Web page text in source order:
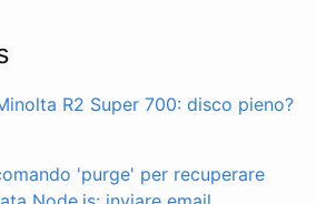
R2 Super 700: disco pieno?
'purge' per recuperare